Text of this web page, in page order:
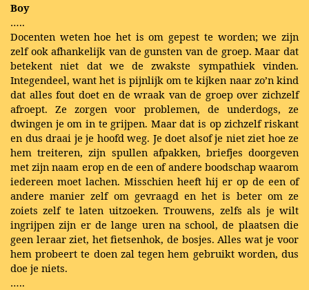
Boy
…..
Docenten weten hoe het is om gepest te worden; we zijn
zelf ook afhankelijk van de gunsten van de groep. Maar dat
betekent niet dat we de zwakste sympathiek vinden.
Integendeel, want het is pijnlijk om te kijken naar zo’n kind
dat alles fout doet en de wraak van de groep over zichzelf
afroept. Ze zorgen voor problemen, de underdogs, ze
dwingen je om in te grijpen. Maar dat is op zichzelf riskant
en dus draai je je hoofd weg. Je doet alsof je niet ziet hoe ze
hem treiteren, zijn spullen afpakken, briefjes doorgeven
met zijn naam erop en de een of andere boodschap waarom
iedereen moet lachen. Misschien heeft hij er op de een of
andere manier zelf om gevraagd en het is beter om ze
zoiets zelf te laten uitzoeken. Trouwens, zelfs als je wilt
ingrijpen zijn er de lange uren na school, de plaatsen die
geen leraar ziet, het fietsenhok, de bosjes. Alles wat je voor
hem probeert te doen zal tegen hem gebruikt worden, dus
doe je niets.
…..